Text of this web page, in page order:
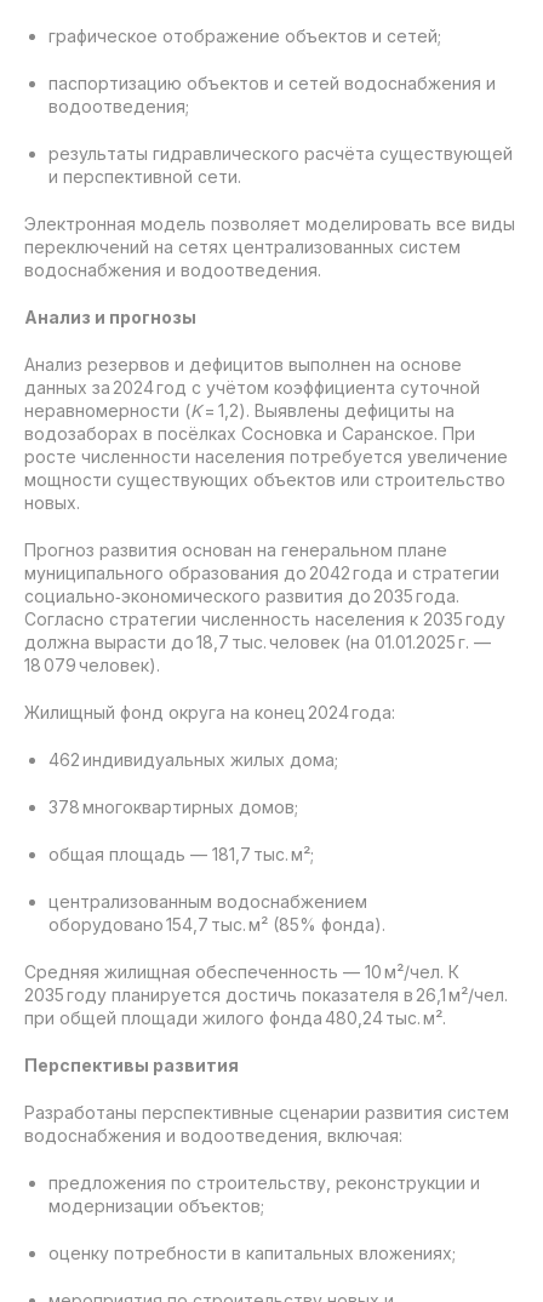
графическое отображение объектов и сетей;
паспортизацию объектов и сетей водоснабжения и
водоотведения;
результаты гидравлического расчёта существующей
и перспективной сети.
Электронная модель позволяет моделировать все виды
переключений на сетях централизованных систем
водоснабжения и водоотведения.
Анализ и прогнозы
Анализ резервов и дефицитов выполнен на основе
данных за 2024 год с учётом коэффициента суточной
неравномерности (K= 1,2). Выявлены дефициты на
водозаборах в посёлках Сосновка и Саранское. При
росте численности населения потребуется увеличение
мощности существующих объектов или строительство
новых.
Прогноз развития основан на генеральном плане
муниципального образования до 2042 года и стратегии
социально‑экономического развития до 2035 года.
Согласно стратегии численность населения к 2035 году
должна вырасти до 18,7 тыс. человек (на 01.01.2025 г. —
18 079 человек).
Жилищный фонд округа на конец 2024 года:
462 индивидуальных жилых дома;
378 многоквартирных домов;
общая площадь — 181,7 тыс. м²;
централизованным водоснабжением
оборудовано 154,7 тыс. м² (85% фонда).
Средняя жилищная обеспеченность — 10 м²/чел. К
2035 году планируется достичь показателя в 26,1 м²/чел.
при общей площади жилого фонда 480,24 тыс. м².
Перспективы развития
Разработаны перспективные сценарии развития систем
водоснабжения и водоотведения, включая:
предложения по строительству, реконструкции и
модернизации объектов;
оценку потребности в капитальных вложениях;